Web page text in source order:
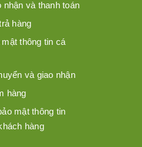
nhận và thanh toán
hàng
thông tin cá
và giao nhận
hàng
mật thông tin
hàng